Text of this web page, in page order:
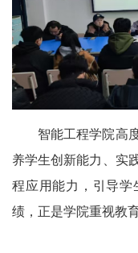
智能工程学院高
养学生创新能力、实
程应用能力，引导学
绩，正是学院重视教